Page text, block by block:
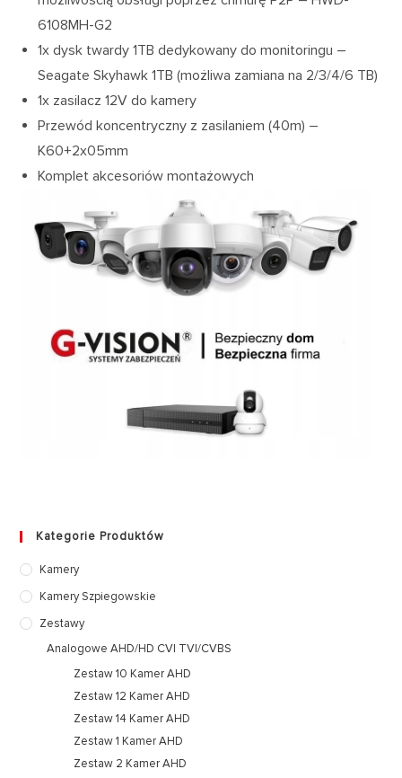
6108MH-G2
1x dysk twardy 1TB dedykowany do monitoringu –
Seagate Skyhawk 1TB (możliwa zamiana na 2/3/4/6 TB)
1x zasilacz 12V do kamery
Przewód koncentryczny z zasilaniem (40m) –
K60+2x05mm
Komplet akcesoriów montażowych
Kategorie Produktów
Kamery
Kamery Szpiegowskie
Zestawy
Analogowe AHD/HD CVI TVI/CVBS
Zestaw 10 Kamer AHD
Zestaw 12 Kamer AHD
Zestaw 14 Kamer AHD
Zestaw 1 Kamer AHD
Zestaw 2 Kamer AHD